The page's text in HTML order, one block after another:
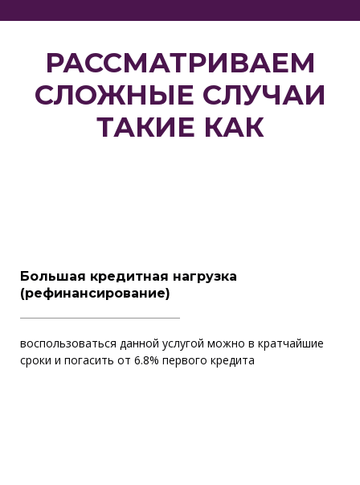
РАССМАТРИВАЕМ
СЛОЖНЫЕ СЛУЧАИ
ТАКИЕ КАК
Большая кредитная нагрузка
(рефинансирование)
воспользоваться данной услугой можно в кратчайшие
сроки и погасить от 6.8% первого кредита